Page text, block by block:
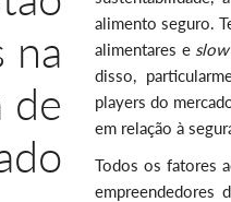
na
de
alimento seguro.
alimentares e
disso,
players do
em relação à
Todos os fatores
empreendedores